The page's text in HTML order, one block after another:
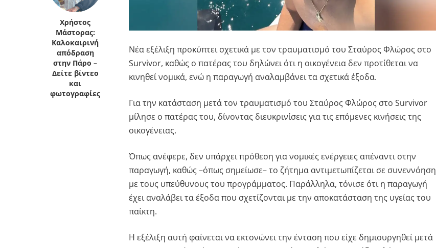
Χρήστος
Μάστορας:
Καλοκαιρινή
απόδραση
στην Πάρο –
Δείτε βίντεο
και
φωτογραφίες
Νέα εξέλιξη προκύπτει σχετικά με τον τραυματισμό του Σταύρος Φλώρος στο
Survivor, καθώς ο πατέρας του δηλώνει ότι η οικογένεια δεν προτίθεται να
κινηθεί νομικά, ενώ η παραγωγή αναλαμβάνει τα σχετικά έξοδα.
Για την κατάσταση μετά τον τραυματισμό του Σταύρος Φλώρος στο Survivor
μίλησε ο πατέρας του, δίνοντας διευκρινίσεις για τις επόμενες κινήσεις της
οικογένειας.
Όπως ανέφερε, δεν υπάρχει πρόθεση για νομικές ενέργειες απέναντι στην
παραγωγή, καθώς –όπως σημείωσε– το ζήτημα αντιμετωπίζεται σε συνεννόηση
με τους υπεύθυνους του προγράμματος. Παράλληλα, τόνισε ότι η παραγωγή
έχει αναλάβει τα έξοδα που σχετίζονται με την αποκατάσταση της υγείας του
παίκτη.
Η εξέλιξη αυτή φαίνεται να εκτονώνει την ένταση που είχε δημιουργηθεί μετά